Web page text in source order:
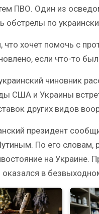
ПВО. Один из
обстрелы по
что хочет помочь с
если что-то
чиновник
США и Украины
других видов
президент
По его словам,
на Украине.
в